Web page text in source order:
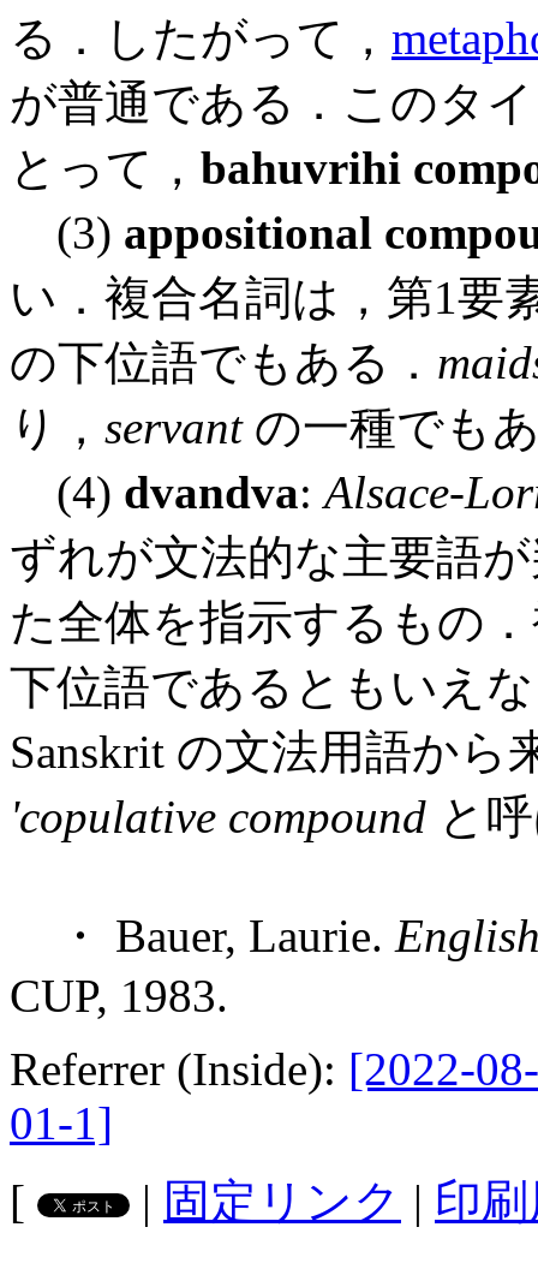
る．したがって，
が普通である．このタ
とって， bahuvrihi
(3) appositional
い．複合名詞は，第1要
の下位語でもある．
り， servantの一種でも
(4) dvandva:Alsace-
ずれが文法的な主要語
た全体を指示するもの
下位語であるともいえ
Sanskrit の文法用語か
'copulative compound と
・ Bauer, Laurie.
CUP, 1983.
Referrer (Inside): [2022-
01-1]
[
| 固定リンク | 印